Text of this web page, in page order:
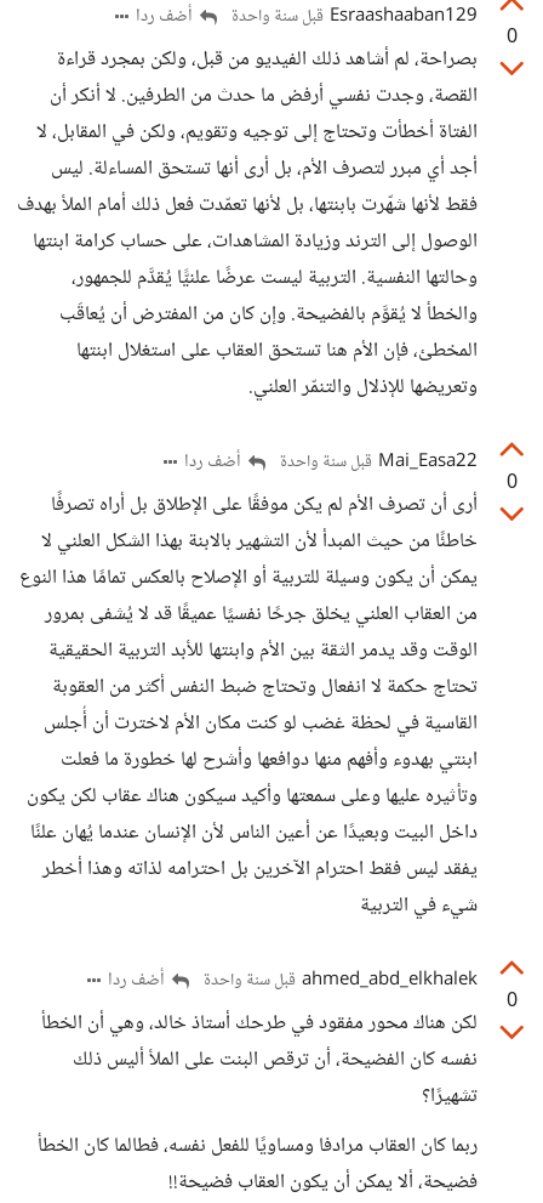
0
Esraashaaban129 قبل سنة واحدة أضف ردا
بصراحة، لم أشاهد ذلك الفيديو من قبل، ولكن بمجرد قراءة
القصة، وجدت نفسي أرفض ما حدث من الطرفين. لا أنكر أن
الفتاة أخطأت وتحتاج إلى توجيه وتقويم، ولكن في المقابل، لا
أجد أي مبرر لتصرف الأم، بل أرى أنها تستحق المساءلة. ليس
فقط لأنها شهّرت بابنتها، بل لأنها تعمّدت فعل ذلك أمام الملأ بهدف
الوصول إلى الترند وزيادة المشاهدات، على حساب كرامة ابنتها
وحالتها النفسية. التربية ليست عرضًا علنيًّا يُقدَّم للجمهور،
والخطأ لا يُقوَّم بالفضيحة. وإن كان من المفترض أن يُعاقَب
المخطئ، فإن الأم هنا تستحق العقاب على استغلال ابنتها
وتعريضها للإذلال والتنمّر العلني.
0
Mai_Easa22 قبل سنة واحدة أضف ردا
أرى أن تصرف الأم لم يكن موفقًا على الإطلاق بل أراه تصرفًا
خاطئًا من حيث المبدأ لأن التشهير بالابنة بهذا الشكل العلني لا
يمكن أن يكون وسيلة للتربية أو الإصلاح بالعكس تمامًا هذا النوع
من العقاب العلني يخلق جرحًا نفسيًا عميقًا قد لا يُشفى بمرور
الوقت وقد يدمر الثقة بين الأم وابنتها للأبد التربية الحقيقية
تحتاج حكمة لا انفعال وتحتاج ضبط النفس أكثر من العقوبة
القاسية في لحظة غضب لو كنت مكان الأم لاخترت أن أُجلس
ابنتي بهدوء وأفهم منها دوافعها وأشرح لها خطورة ما فعلت
وتأثيره عليها وعلى سمعتها وأكيد سيكون هناك عقاب لكن يكون
داخل البيت وبعيدًا عن أعين الناس لأن الإنسان عندما يُهان علنًا
يفقد ليس فقط احترام الآخرين بل احترامه لذاته وهذا أخطر
شيء في التربية
0
ahmed_abd_elkhalek قبل سنة واحدة أضف ردا
لكن هناك محور مفقود في طرحك أستاذ خالد، وهي أن الخطأ
نفسه كان الفضيحة، أن ترقص البنت على الملأ أليس ذلك
تشهيرًا؟
ربما كان العقاب مرادفا ومساويًا للفعل نفسه، فطالما كان الخطأ
فضيحة، ألا يمكن أن يكون العقاب فضيحة!!